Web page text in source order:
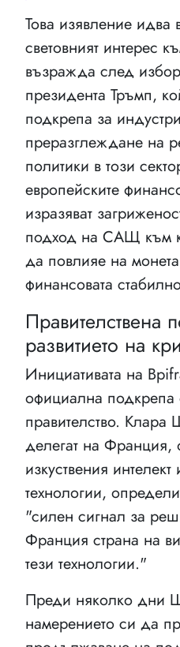
Това изявление идва
световният интерес
възражда след
президента Тръмп,
подкрепа за
преразглеждане на
политики в този
европейските
изразяват
подход на САЩ към
да повлияе на
финансовата
Правителствена
развитието на
Инициативата на
официална подкрепа
правителство.
делегат на Франция,
изкуствения
технологии,
"силен сигнал за
Франция страна на
тези технологии."
Преди няколко дни
намерението си да